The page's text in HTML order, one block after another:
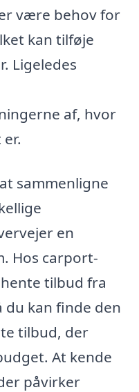
være behov for
kan tilføje
Ligeledes
af, hvor
sammenligne
en
Hos carport-
tilbud fra
du kan finde den
tilbud, der
At kende
påvirker